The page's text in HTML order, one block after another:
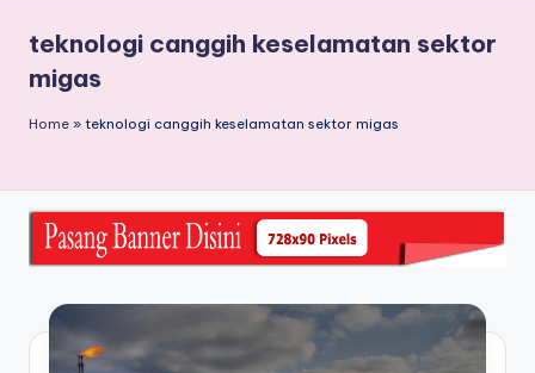
Seputar
Dunia
K3LH
teknologi canggih keselamatan sektor
migas
Home » teknologi canggih keselamatan sektor migas